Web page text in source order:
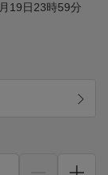
19日23時59分